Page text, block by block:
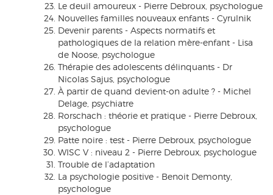
Le deuil amoureux - Pierre Debroux, psychologue
Nouvelles familles nouveaux enfants - Cyrulnik
Devenir parents - Aspects normatifs et
pathologiques de la relation mère-enfant - Lisa
de Noose, psychologue
Thérapie des adolescents délinquants - Dr
Nicolas Sajus, psychologue
À partir de quand devient-on adulte ? - Michel
Delage, psychiatre
Rorschach : théorie et pratique - Pierre Debroux,
psychologue
Patte noire : test - Pierre Debroux, psychologue
WISC V : niveau 2 - Pierre Debroux, psychologue
Trouble de l’adaptation
La psychologie positive - Benoit Demonty,
psychologue